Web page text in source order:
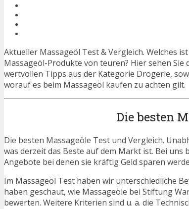
Aktueller Massageöl Test & Vergleich. Welches
Massageöl-Produkte von teuren? Hier sehen
wertvollen Tipps aus der Kategorie Drogerie,
worauf es beim Massageöl kaufen zu achten gilt.
Die besten
Die besten Massageöle Test und Vergleich.
was derzeit das Beste auf dem Markt ist. Bei
Angebote bei denen sie kräftig Geld sparen
Im Massageöl Test haben wir unterschiedliche
haben geschaut, wie Massageöle bei Stiftung
bewerten. Weitere Kriterien sind u. a. die